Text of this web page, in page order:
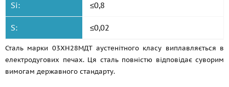
Si: ≤0,8
S: ≤0,02
Сталь марки 03ХН28МДТ аустенітного класу виплавляється в
електродугових печах. Ця сталь повністю відповідає суворим
вимогам державного стандарту.